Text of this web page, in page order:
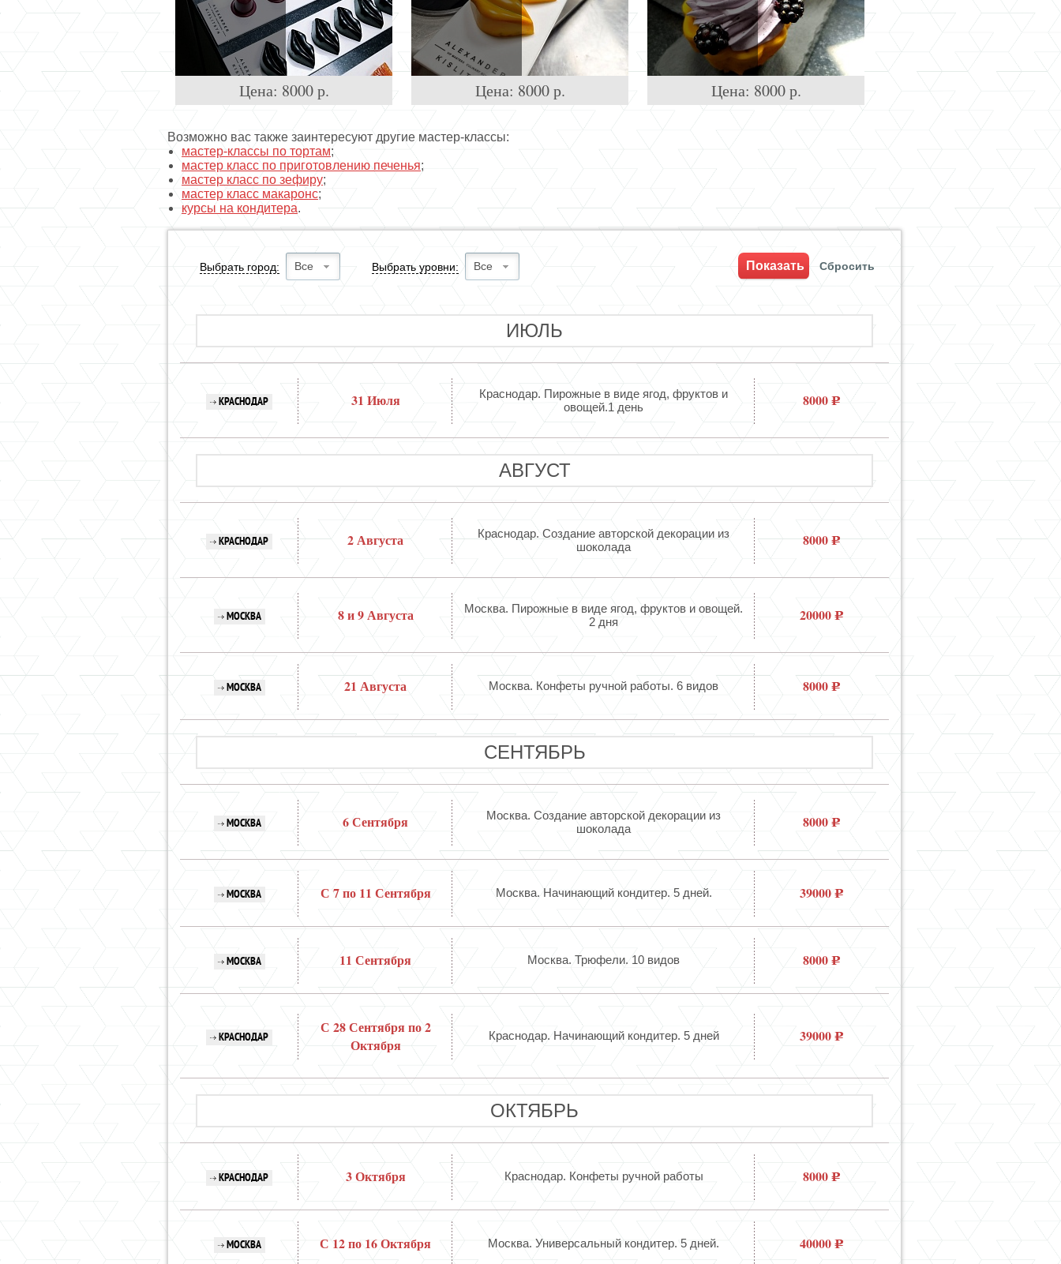
Цена: 8000 р. Цена: 8000 р. Цена: 8000 р.
Возможно вас также заинтересуют другие мастер-классы:
мастер-классы по тортам;
мастер класс по приготовлению печенья;
мастер класс по зефиру;
мастер класс макаронс;
курсы на кондитера.
Выбрать город: Все Выбрать уровни: Все
ИЮЛЬ
КРАСНОДАР 31 Июля
Краснодар. Пирожные в виде ягод, фруктов и
овощей.1 день
8000
АВГУСТ
КРАСНОДАР 2 Августа
Краснодар. Создание авторской декорации из
шоколада
8000
МОСКВА 8 и 9 Августа
Москва. Пирожные в виде ягод, фруктов и овощей.
2 дня
20000
МОСКВА 21 Августа Москва. Конфеты ручной работы. 6 видов 8000
СЕНТЯБРЬ
МОСКВА 6 Сентября
Москва. Создание авторской декорации из
шоколада
8000
МОСКВА С 7 по 11 Сентября Москва. Начинающий кондитер. 5 дней. 39000
МОСКВА 11 Сентября Москва. Трюфели. 10 видов 8000
КРАСНОДАР
С 28 Сентября по 2
Октября
Краснодар. Начинающий кондитер. 5 дней 39000
ОКТЯБРЬ
КРАСНОДАР 3 Октября Краснодар. Конфеты ручной работы 8000
МОСКВА С 12 по 16 Октября Москва. Универсальный кондитер. 5 дней. 40000